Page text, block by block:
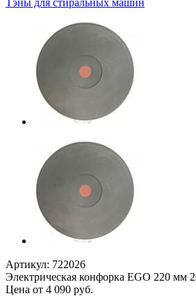
Тэны для стиральных машин
Артикул: 722026
Электрическая конфорка EGO 220 мм
Цена от 4 090 руб.